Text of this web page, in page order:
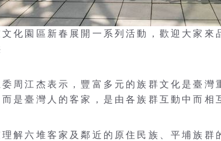
化園區新春展開一系列活動，歡迎大家
周江杰表示，豐富多元的族群文化是臺灣
而是臺灣人的客家，是由各族群互動中而相
解六堆客家及鄰近的原住民族、平埔族群